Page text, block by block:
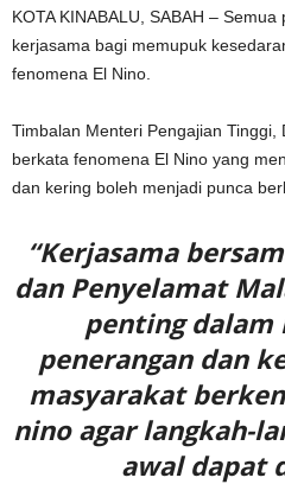
KOTA KINABALU, SABAH –
kerjasama bagi memupuk
fenomena El Nino.
Timbalan Menteri Pengajian
berkata fenomena El Nino yang
dan kering boleh menjadi punca
“Kerjasama
dan Penyelamat
penting
penerangan dan
masyarakat
nino agar langkah-
awal dapat